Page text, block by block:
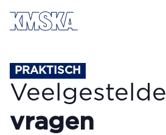
Ga naar hoofdinhoud
PRAKTISCH
Veelgestelde
vragen